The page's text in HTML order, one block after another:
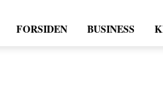
FORSIDEN BUSINESS